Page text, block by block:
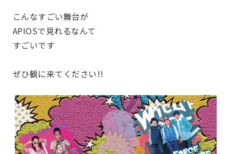
こんなすごい舞台が
APIOSで見れるなんて
すごいです
ぜひ観に来てください!!